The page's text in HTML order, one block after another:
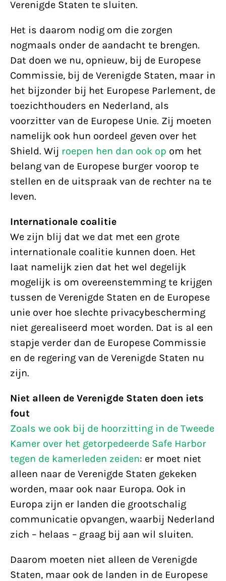
Verenigde Staten te sluiten.
Het is daarom nodig om die zorgen
nogmaals onder de aandacht te brengen.
Dat doen we nu, opnieuw, bij de Europese
Commissie, bij de Verenigde Staten, maar in
het bijzonder bij het Europese Parlement, de
toezichthouders en Nederland, als
voorzitter van de Europese Unie. Zij moeten
namelijk ook hun oordeel geven over het
Shield. Wij roepen hen dan ook op om het
belang van de Europese burger voorop te
stellen en de uitspraak van de rechter na te
leven.
Internationale coalitie
We zijn blij dat we dat met een grote
internationale coalitie kunnen doen. Het
laat namelijk zien dat het wel degelijk
mogelijk is om overeenstemming te krijgen
tussen de Verenigde Staten en de Europese
unie over hoe slechte privacybescherming
niet gerealiseerd moet worden. Dat is al een
stapje verder dan de Europese Commissie
en de regering van de Verenigde Staten nu
zijn.
Niet alleen de Verenigde Staten doen iets
fout
Zoals we ook bij de hoorzitting in de Tweede
Kamer over het getorpedeerde Safe Harbor
tegen de kamerleden zeiden: er moet niet
alleen naar de Verenigde Staten gekeken
worden, maar ook naar Europa. Ook in
Europa zijn er landen die grootschalig
communicatie opvangen, waarbij Nederland
zich – helaas – graag bij aan wil sluiten.
Daarom moeten niet alleen de Verenigde
Staten, maar ook de landen in de Europese